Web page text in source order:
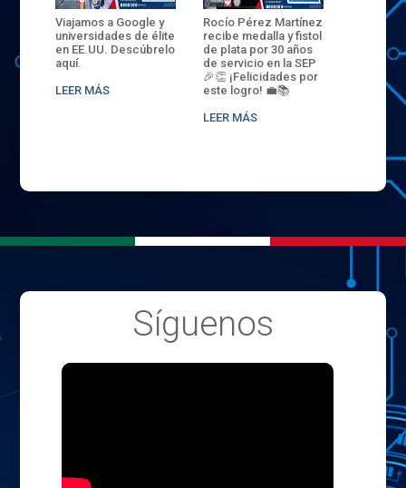
Viajamos a Google y
universidades de élite
en EE.UU. Descúbrelo
aquí.
LEER MÁS
Rocío Pérez Martínez
recibe medalla y fistol
de plata por 30 años
de servicio en la SEP
🎉👏 ¡Felicidades por
este logro! 💼📚
LEER MÁS
ENECB-
del
batalla.
32
sede
Síguenos